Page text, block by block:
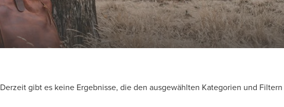
Derzeit gibt es keine Ergebnisse, die den ausgewählten Kategorien und